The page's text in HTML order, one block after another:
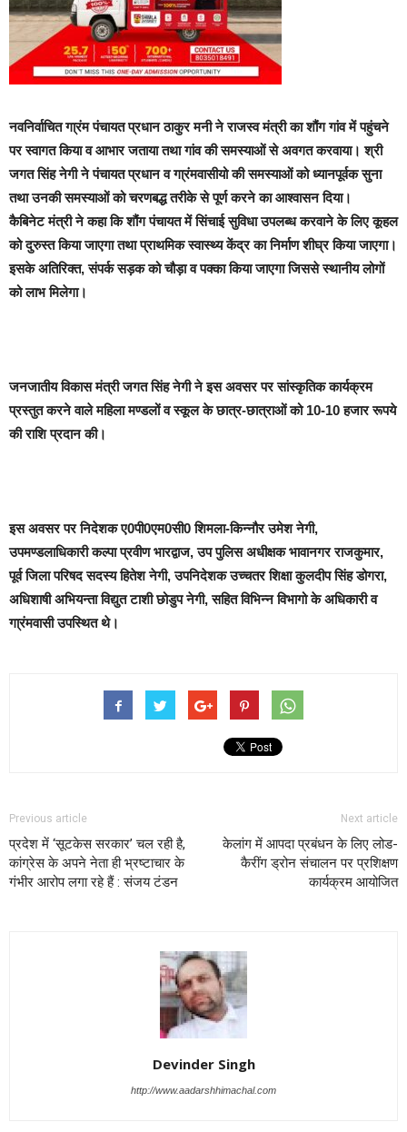
नवनिर्वाचित गा्रंम पंचायत प्रधान ठाकुर मनी ने राजस्व मंत्री का शौंग गांव में पहुंचने
पर स्वागत किया व आभार जताया तथा गांव की समस्याओं से अवगत करवाया। श्री
जगत सिंह नेगी ने पंचायत प्रधान व गा्रंमवासीयो की समस्याओं को ध्यानपूर्वक सुना
तथा उनकी समस्याओं को चरणबद्ध तरीके से पूर्ण करने का आश्वासन दिया।
कैबिनेट मंत्री ने कहा कि शौंग पंचायत में सिंचाई सुविधा उपलब्ध करवाने के लिए कूहल
को दुरुस्त किया जाएगा तथा प्राथमिक स्वास्थ्य केंद्र का निर्माण शीघ्र किया जाएगा।
इसके अतिरिक्त, संपर्क सड़क को चौड़ा व पक्का किया जाएगा जिससे स्थानीय लोगों
को लाभ मिलेगा।
जनजातीय विकास मंत्री जगत सिंह नेगी ने इस अवसर पर सांस्कृतिक कार्यक्रम
प्रस्तुत करने वाले महिला मण्डलों व स्कूल के छात्र-छात्राओं को 10-10 हजार रूपये
की राशि प्रदान की।
इस अवसर पर निदेशक ए0पी0एम0सी0 शिमला-किन्नौर उमेश नेगी,
उपमण्डलाधिकारी कल्पा प्रवीण भारद्वाज, उप पुलिस अधीक्षक भावानगर राजकुमार,
पूर्व जिला परिषद सदस्य हितेश नेगी, उपनिदेशक उच्चतर शिक्षा कुलदीप सिंह डोगरा,
अधिशाषी अभियन्ता विद्युत टाशी छोडुप नेगी, सहित विभिन्न विभागो के अधिकारी व
गा्रंमवासी उपस्थित थे।
Previous article
प्रदेश में ‘सूटकेस सरकार’ चल रही है,
कांग्रेस के अपने नेता ही भ्रष्टाचार के
गंभीर आरोप लगा रहे हैं : संजय टंडन
Next article
केलांग में आपदा प्रबंधन के लिए लोड-
कैरींग ड्रोन संचालन पर प्रशिक्षण
कार्यक्रम आयोजित
Devinder Singh
http://www.aadarshhimachal.com